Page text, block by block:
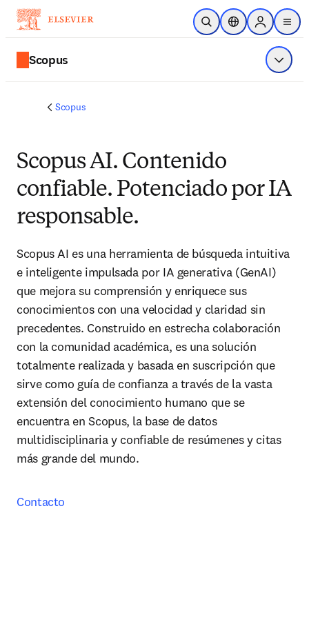
Saltar al contenido principal
Abrir búsqueda
Selector deSign in to
menu
Scopus
Scopus
Scopus AI. Contenido
confiable. Potenciado por IA
responsable.
Scopus AI es una herramienta de búsqueda intuitiva
e inteligente impulsada por IA generativa (GenAI)
que mejora su comprensión y enriquece sus
conocimientos con una velocidad y claridad sin
precedentes. Construido en estrecha colaboración
con la comunidad académica, es una solución
totalmente realizada y basada en suscripción que
sirve como guía de confianza a través de la vasta
extensión del conocimiento humano que se
encuentra en Scopus, la base de datos
multidisciplinaria y confiable de resúmenes y citas
más grande del mundo.
Contacto